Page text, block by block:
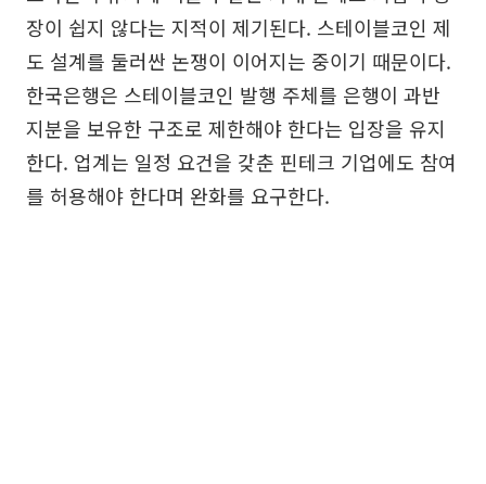
장이 쉽지 않다는 지적이 제기된다. 스테이블코인 제
도 설계를 둘러싼 논쟁이 이어지는 중이기 때문이다.
한국은행은 스테이블코인 발행 주체를 은행이 과반
지분을 보유한 구조로 제한해야 한다는 입장을 유지
한다. 업계는 일정 요건을 갖춘 핀테크 기업에도 참여
를 허용해야 한다며 완화를 요구한다.